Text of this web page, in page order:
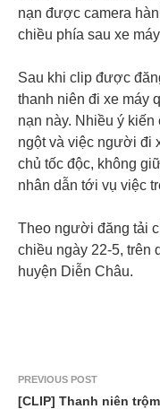
nạn được camera
chiều phía sau xe
Sau khi clip được
thanh niên đi xe máy
nạn này. Nhiều ý
ngột và việc người đi
chủ tốc độc, không
nhân dẫn tới vụ việc
Theo người đăng tải
chiều ngày 22-5, trên
huyện Diễn Châu.
PREVIOUS POST
[CLIP] Thanh niên